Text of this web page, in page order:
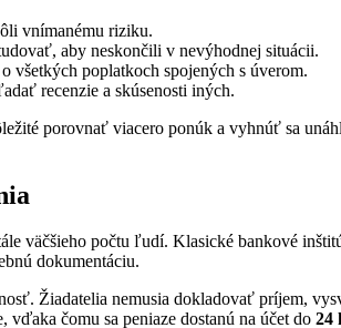
vnímanému riziku.
aby neskončili v nevýhodnej situácii.
všetkých poplatkoch spojených s úverom.
recenzie a skúsenosti iných.
porovnať viacero ponúk a vyhnúť sa
väčšieho počtu ľudí. Klasické bankové
dokumentáciu.
Žiadatelia nemusia dokladovať príjem,
vďaka čomu sa peniaze dostanú na účet do 24